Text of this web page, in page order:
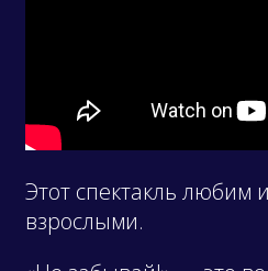
Этот спектакль любим
взрослыми.